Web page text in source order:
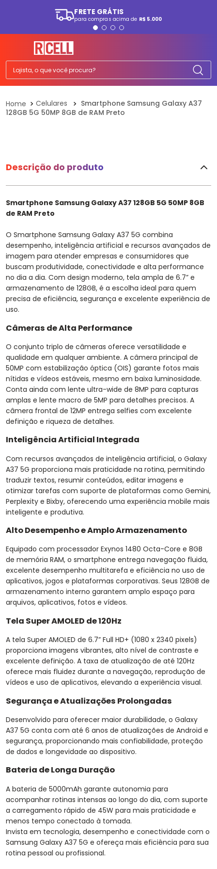
FRETE GRÁTIS
para compras acima de R$ 5.000
Lojista, o que você procura?
Celulares
Smartphone Samsung Galaxy A37
128GB 5G 50MP 8GB de RAM Preto
Descrição do produto
Smartphone Samsung Galaxy A37 128GB 5G 50MP 8GB
de RAM Preto
O Smartphone Samsung Galaxy A37 5G combina
desempenho, inteligência artificial e recursos avançados de
imagem para atender empresas e consumidores que
buscam produtividade, conectividade e alta performance
no dia a dia. Com design moderno, tela ampla de 6.7” e
armazenamento de 128GB, é a escolha ideal para quem
precisa de eficiência, segurança e excelente experiência de
uso.
Câmeras de Alta Performance
O conjunto triplo de câmeras oferece versatilidade e
qualidade em qualquer ambiente. A câmera principal de
50MP com estabilização óptica (OIS) garante fotos mais
nítidas e vídeos estáveis, mesmo em baixa luminosidade.
Conta ainda com lente ultra-wide de 8MP para capturas
amplas e lente macro de 5MP para detalhes precisos. A
câmera frontal de 12MP entrega selfies com excelente
definição e riqueza de detalhes.
Inteligência Artificial Integrada
Com recursos avançados de inteligência artificial, o Galaxy
A37 5G proporciona mais praticidade na rotina, permitindo
traduzir textos, resumir conteúdos, editar imagens e
otimizar tarefas com suporte de plataformas como Gemini,
Perplexity e Bixby, oferecendo uma experiência mobile mais
inteligente e produtiva.
Alto Desempenho e Amplo Armazenamento
Equipado com processador Exynos 1480 Octa-Core e 8GB
de memória RAM, o smartphone entrega navegação fluida,
excelente desempenho multitarefa e eficiência no uso de
aplicativos, jogos e plataformas corporativas. Seus 128GB de
armazenamento interno garantem amplo espaço para
arquivos, aplicativos, fotos e vídeos.
Tela Super AMOLED de 120Hz
A tela Super AMOLED de 6.7” Full HD+ (1080 x 2340 pixels)
proporciona imagens vibrantes, alto nível de contraste e
excelente definição. A taxa de atualização de até 120Hz
oferece mais fluidez durante a navegação, reprodução de
vídeos e uso de aplicativos, elevando a experiência visual.
Segurança e Atualizações Prolongadas
Desenvolvido para oferecer maior durabilidade, o Galaxy
A37 5G conta com até 6 anos de atualizações de Android e
segurança, proporcionando mais confiabilidade, proteção
de dados e longevidade ao dispositivo.
Bateria de Longa Duração
A bateria de 5000mAh garante autonomia para
acompanhar rotinas intensas ao longo do dia, com suporte
a carregamento rápido de 45W para mais praticidade e
menos tempo conectado à tomada.
Invista em tecnologia, desempenho e conectividade com o
Samsung Galaxy A37 5G e ofereça mais eficiência para sua
rotina pessoal ou profissional.
TERMOS MAIS BUSCADOS
smartphone
2º
ps5
3º
tv
5º
fone
8
a07